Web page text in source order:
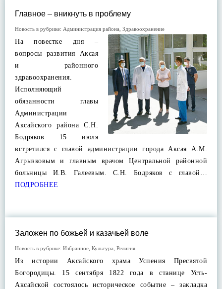
Главное – вникнуть в проблему
Новость в рубрике: Администрация района Здравоохранение
На повестке дня –
вопросы развития Аксая
и районного
здравоохранения.
Исполняющий
обязанности главы
Администрации
Аксайского района С.Н.
Бодряков 15 июля
встретился с главой администрации города Аксая А.М.
Агрызковым и главным врачом Центральной районной
больницы И.В. Галеевым. С.Н. Бодряков с главой…
ПОДРОБНЕЕ
Заложен по божьей и казачьей воле
Новость в рубрике: Избранное Культура Религия
Из истории Аксайского храма Успения Пресвятой
Богородицы. 15 сентября 1822 года в станице Усть-
Аксайской состоялось историческое событие – закладка